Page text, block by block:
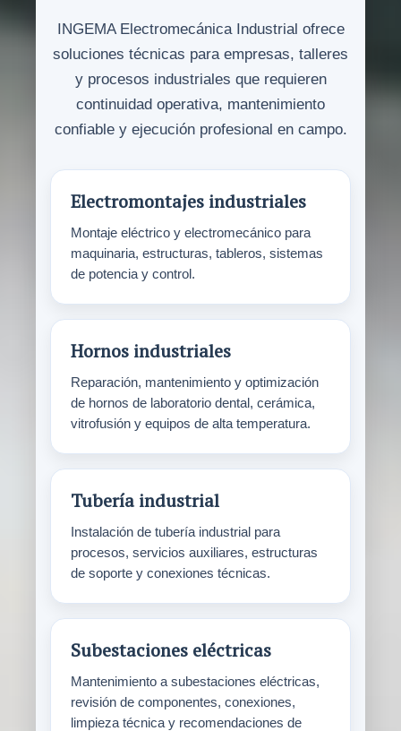
INGEMA Electromecánica Industrial ofrece
soluciones técnicas para empresas, talleres
y procesos industriales que requieren
continuidad operativa, mantenimiento
confiable y ejecución profesional en campo.
Electromontajes industriales
Montaje eléctrico y electromecánico para
maquinaria, estructuras, tableros, sistemas
de potencia y control.
Hornos industriales
Reparación, mantenimiento y optimización
de hornos de laboratorio dental, cerámica,
vitrofusión y equipos de alta temperatura.
Tubería industrial
Instalación de tubería industrial para
procesos, servicios auxiliares, estructuras
de soporte y conexiones técnicas.
Subestaciones eléctricas
Mantenimiento a subestaciones eléctricas,
revisión de componentes, conexiones,
limpieza técnica y recomendaciones de